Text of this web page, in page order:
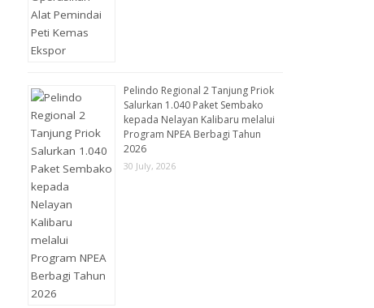
Pelindo Regional 2 Tanjung Priok
Salurkan 1.040 Paket Sembako
kepada Nelayan Kalibaru melalui
Program NPEA Berbagi Tahun
2026
30 July, 2026